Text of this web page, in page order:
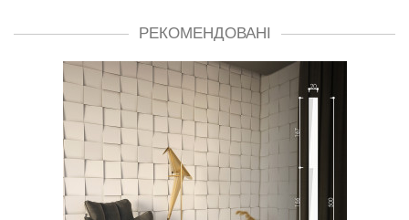
РЕКОМЕНДОВАНІ